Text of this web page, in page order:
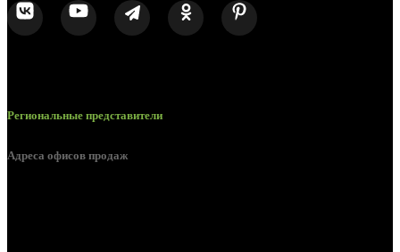
Региональные представители
Адреса офисов продаж